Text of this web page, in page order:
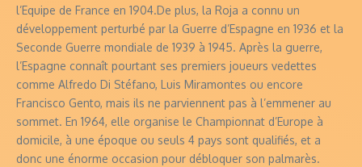
l’Equipe de France en 1904.De plus, la Roja a connu un
développement perturbé par la Guerre d’Espagne en 1936 et la
Seconde Guerre mondiale de 1939 à 1945. Après la guerre,
l’Espagne connaît pourtant ses premiers joueurs vedettes
comme Alfredo Di Stéfano, Luis Miramontes ou encore
Francisco Gento, mais ils ne parviennent pas à l’emmener au
sommet. En 1964, elle organise le Championnat d’Europe à
domicile, à une époque ou seuls 4 pays sont qualifiés, et a
donc une énorme occasion pour débloquer son palmarès.